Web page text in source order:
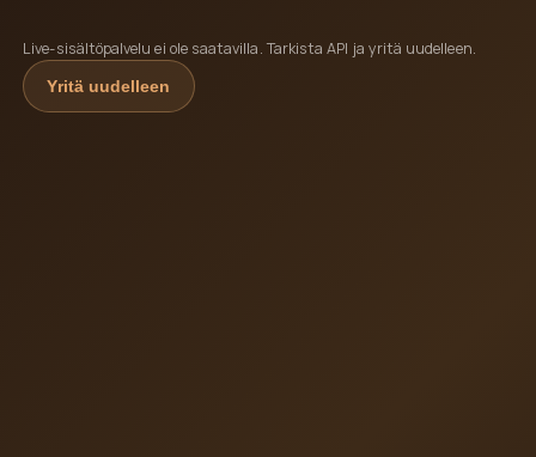
Live-sisältöpalvelu ei ole saatavilla. Tarkista API ja yritä uudelleen.
Yritä uudelleen